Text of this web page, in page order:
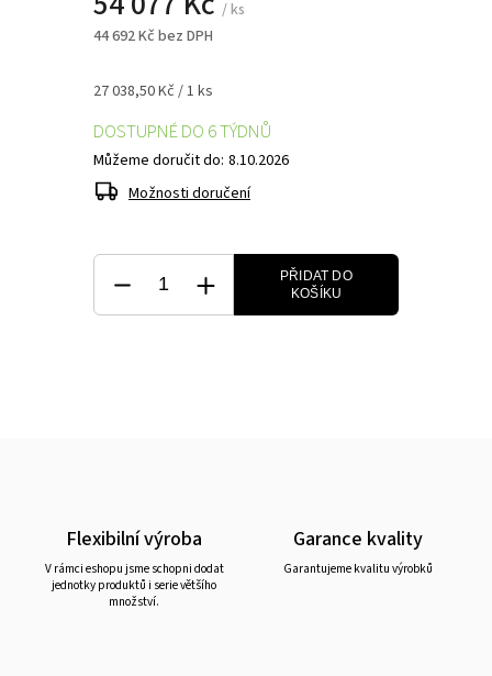
/ ks
44 692 Kč bez DPH
27 038,50 Kč / 1 ks
DOSTUPNÉ DO 6 TÝDNŮ
Můžeme doručit do: 8.10.2026
Možnosti doručení
PŘIDAT DO
KOŠÍKU
Flexibilní výroba
V rámci eshopu jsme schopni dodat
jednotky produktů i serie většího
množství.
Garance kvality
Garantujeme kvalitu výrobků